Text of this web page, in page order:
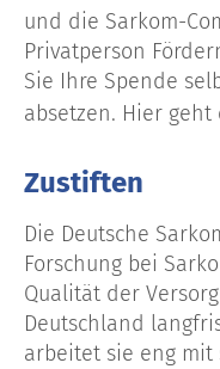
und die Sarkom-
Privatperson
Sie Ihre Spende
absetzen. Hier geht
Zustiften
Die Deutsche
Forschung bei
Qualität der
Deutschland
arbeitet sie eng mit